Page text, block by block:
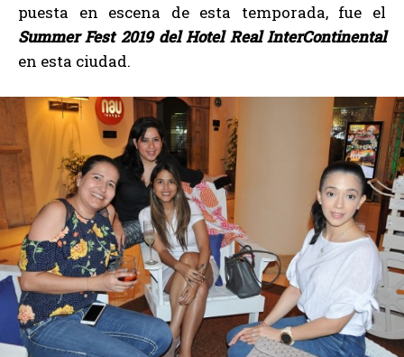
puesta en escena de esta temporada, fue el
Summer Fest 2019 del Hotel Real InterContinental
en esta ciudad.